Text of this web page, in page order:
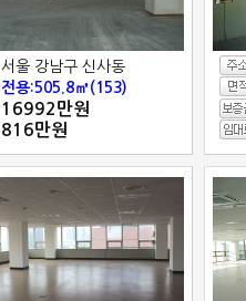
서울 강남구 신사동
전용:505.8㎡(153)
16992만원
816만원